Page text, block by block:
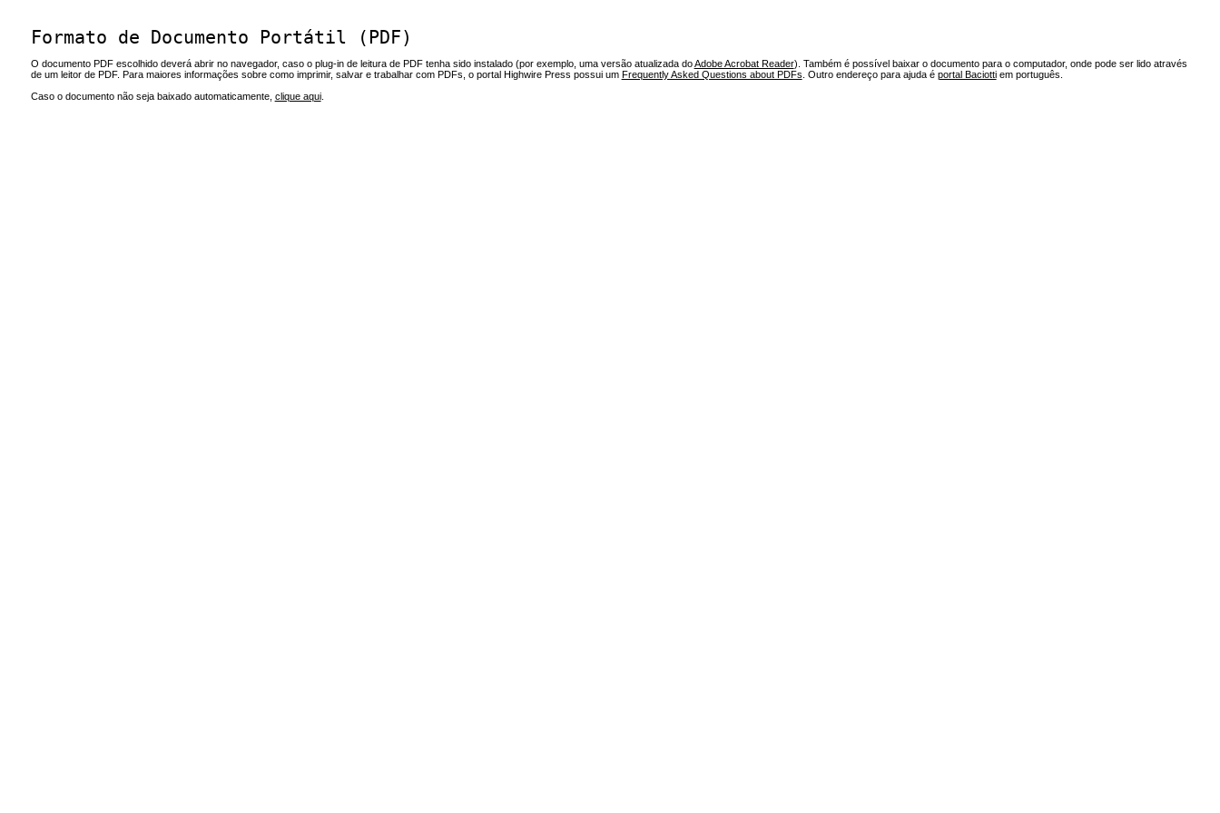
Formato de Documento Portátil (PDF)
O documento PDF escolhido deverá abrir no navegador, caso o plug-in de leitura de PDF tenha sido instalado (por exemplo, uma versão atualizada doAdobe Acrobat Reader). Também é possível baixar o documento para o computador, onde pode ser lido através
de um leitor de PDF. Para maiores informações sobre como imprimir, salvar e trabalhar com PDFs, o portal Highwire Press possui um Frequently Asked Questions about PDFs . Outro endereço para ajuda é portal Baciottiem português.
Caso o documento não seja baixado automaticamente, clique aqui.